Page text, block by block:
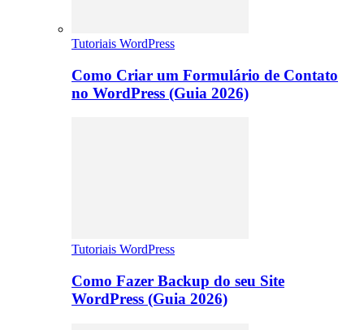
Tutoriais WordPress
Como Criar um Formulário de Contato
no WordPress (Guia 2026)
Tutoriais WordPress
Como Fazer Backup do seu Site
WordPress (Guia 2026)